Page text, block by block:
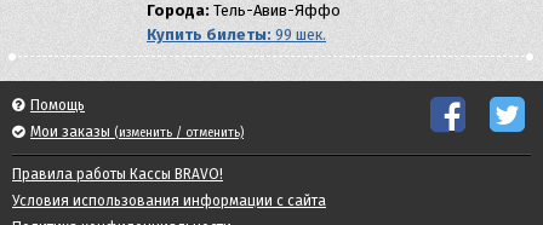
Города: Тель-Авив-Яффо
Купить билеты: 99 шек.
Помощь
Мои заказы (изменить / отменить)
Правила работы Кассы BRAVO!
Условия использования информации с сайта